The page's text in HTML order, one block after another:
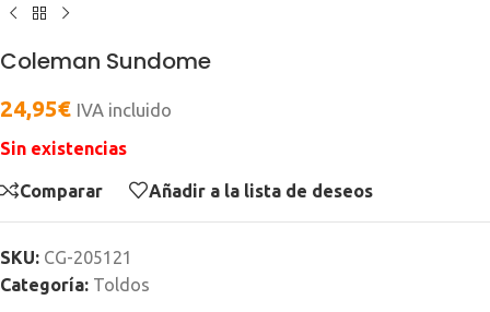
Coleman Sundome
24,95€ IVA incluido
Sin existencias
Comparar Añadir a la lista de deseos
SKU: CG-205121
Categoría: Toldos